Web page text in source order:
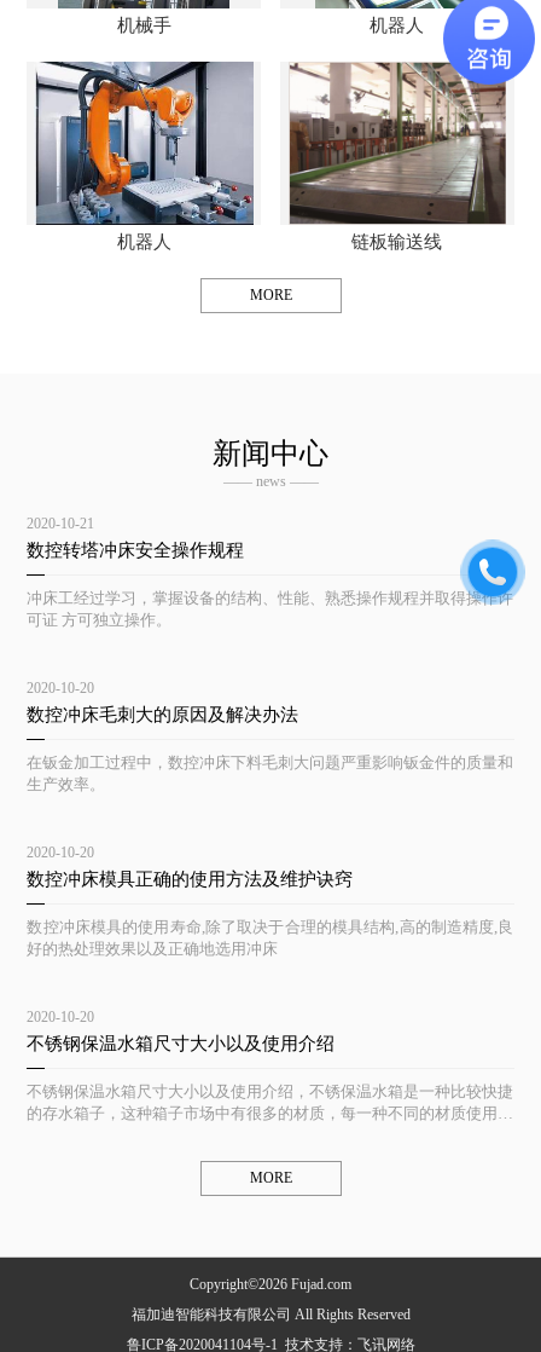
机械手 机器人
机器人 链板输送线
MORE
新闻中心
—— news ——
2020-10-21
数控转塔冲床安全操作规程
冲床工经过学习，掌握设备的结构、性能、熟悉操作规程并取得操作许
可证 方可独立操作。
2020-10-20
数控冲床毛刺大的原因及解决办法
在钣金加工过程中，数控冲床下料毛刺大问题严重影响钣金件的质量和
生产效率。
2020-10-20
数控冲床模具正确的使用方法及维护诀窍
数控冲床模具的使用寿命,除了取决于合理的模具结构,高的制造精度,良
好的热处理效果以及正确地选用冲床
2020-10-20
不锈钢保温水箱尺寸大小以及使用介绍
不锈钢保温水箱尺寸大小以及使用介绍，不锈保温水箱是一种比较快捷
的存水箱子，这种箱子市场中有很多的材质，每一种不同的材质使用起
MORE
Copyright©2026 Fujad.com
福加迪智能科技有限公司 All Rights Reserved
鲁ICP备2020041104号-1 技术支持： 飞讯网络